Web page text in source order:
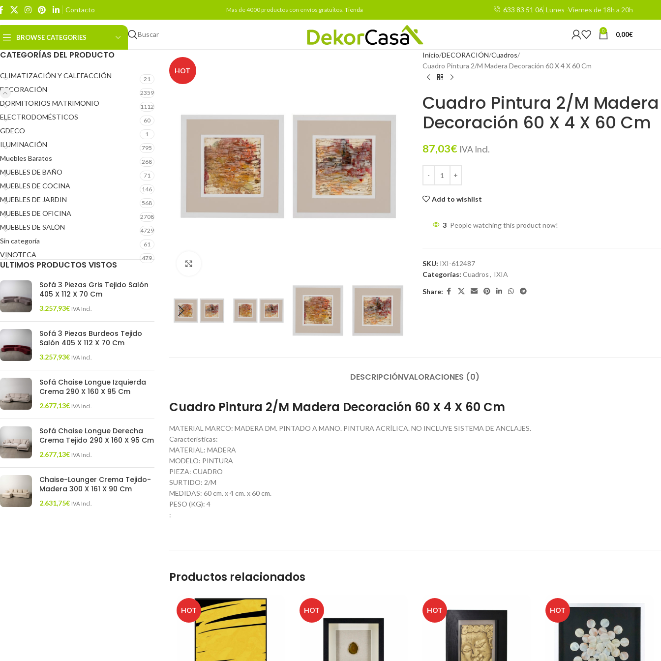
Contacto Mas de 4000 productos con envíos gratuitos. Tienda 633 83 51 06 Lunes -Viernes de 18h a 20h
BROWSE CATEGORIES Buscar 0 0,00€
CATEGORÍAS DEL PRODUCTO
CLIMATIZACIÓN Y CALEFACCIÓN 21
DECORACIÓN 2359
DORMITORIOS MATRIMONIO 1112
ELECTRODOMÉSTICOS 60
GDECO 1
ILUMINACIÓN 795
Muebles Baratos 268
MUEBLES DE BAÑO 71
MUEBLES DE COCINA 146
MUEBLES DE JARDIN 568
MUEBLES DE OFICINA 2708
MUEBLES DE SALÓN 4729
Sin categoría 61
VINOTECA 479
ULTIMOS PRODUCTOS VISTOS
Sofá 3 Piezas Gris Tejido Salón
405 X 112 X 70 Cm
3.257,93€ IVA Incl.
Sofá 3 Piezas Burdeos Tejido
Salón 405 X 112 X 70 Cm
3.257,93€ IVA Incl.
Sofá Chaise Longue Izquierda
Crema 290 X 160 X 95 Cm
2.677,13€ IVA Incl.
Sofá Chaise Longue Derecha
Crema Tejido 290 X 160 X 95 Cm
2.677,13€ IVA Incl.
Chaise-Lounger Crema Tejido-
Madera 300 X 161 X 90 Cm
2.631,75€ IVA Incl.
HOT
Inicio DECORACIÓN Cuadros
Cuadro Pintura 2/M Madera Decoración 60 X 4 X 60 Cm
Cuadro Pintura 2/M Madera
Decoración 60 X 4 X 60 Cm
87,03€ IVA Incl.
Add to wishlist
3 People watching this product now!
SKU: IXI-612487
Categorías: Cuadros, IXIA
Share:
DESCRIPCIÓNVALORACIONES (0)
Cuadro Pintura 2/M Madera Decoración 60 X 4 X 60 Cm
MATERIAL MARCO: MADERA DM. PINTADO A MANO. PINTURA ACRÍLICA. NO INCLUYE SISTEMA DE ANCLAJES.
Características:
MATERIAL: MADERA
MODELO: PINTURA
PIEZA: CUADRO
SURTIDO: 2/M
MEDIDAS: 60 cm. x 4 cm. x 60 cm.
PESO (KG): 4
:
Productos relacionados
HOT HOT HOT HOT